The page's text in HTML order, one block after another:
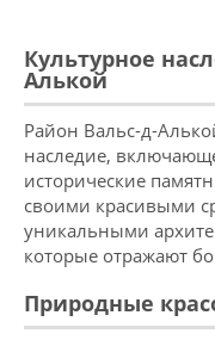
Культурное
Алькой
Район Вальс-д-
наследие,
исторические
своими красивыми
уникальными
которые отражают
Природные